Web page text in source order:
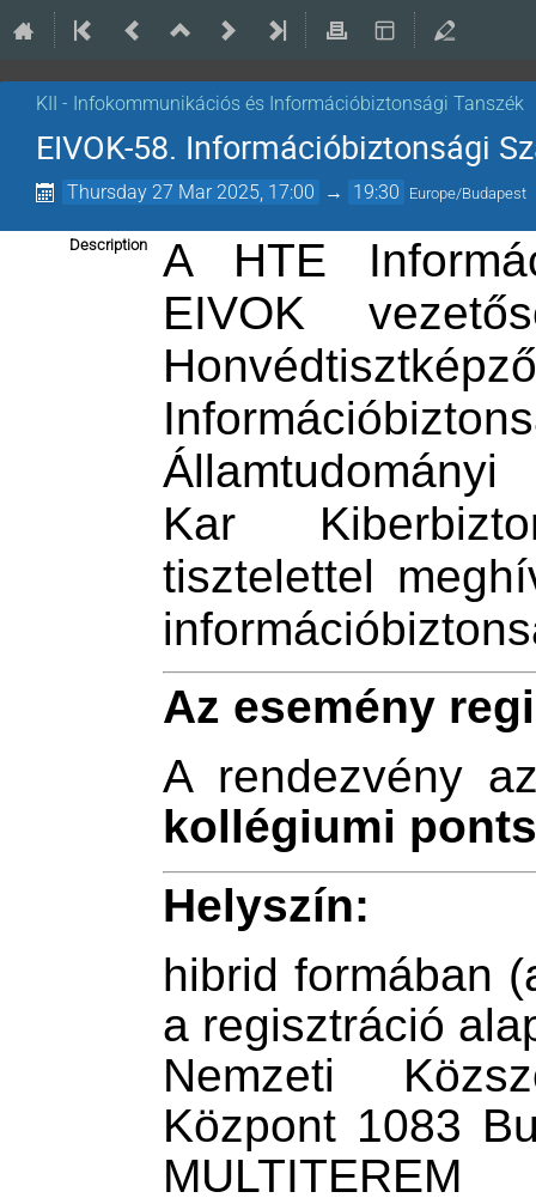
KII - Infokommunikációs és Információbiztonsági Tanszék
EIVOK-58. Információbiztonsági
Thursday 27 Mar 2025, 17:00 → 19:30 Europe/Budapest
Description
A HTE
EIVOK
Kar
tisztelettel
Az esemény
A rendezvény
kollégiumi
Helyszín:
hibrid formában
a regisztráció
Nemzeti
Központ 1083
MULTITEREM